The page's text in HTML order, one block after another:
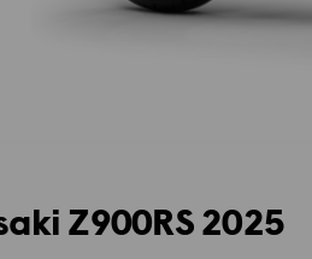
Z900RS 2025